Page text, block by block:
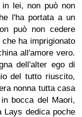
in lei, non può non
l'ha portata a un
può non cedere
ha imprigionato
all'amore vero.
dell'alter ego di
del tutto riuscito,
nonna tutta casa
bocca del Maori,
Lays dedica poche